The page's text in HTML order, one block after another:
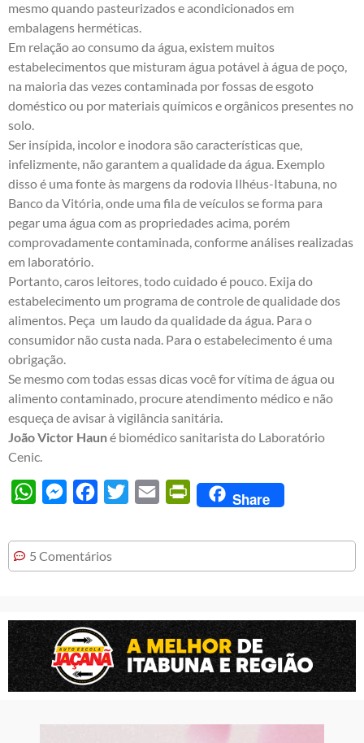
mesmo quando pasteurizados e acondicionados em
embalagens herméticas.
Em relação ao consumo da água, existem muitos
estabelecimentos que misturam água potável à água de poço,
na maioria das vezes contaminada por fossas de esgoto
doméstico ou por materiais químicos e orgânicos presentes no
solo.
Ser insípida, incolor e inodora são características que,
infelizmente, não garantem a qualidade da água. Exemplo
disso é uma fonte às margens da rodovia Ilhéus-Itabuna, no
Banco da Vitória, onde uma fila de veículos se forma para
pegar uma água com as propriedades acima, porém
comprovadamente contaminada, conforme análises realizadas
em laboratório.
Portanto, caros leitores, todo cuidado é pouco. Exija do
estabelecimento um programa de controle de qualidade dos
alimentos. Peça um laudo da qualidade da água. Para o
consumidor não custa nada. Para o estabelecimento é uma
obrigação.
Se mesmo com todas essas dicas você for vítima de água ou
alimento contaminado, procure atendimento médico e não
esqueça de avisar à vigilância sanitária.
João Victor Hauné biomédico sanitarista do Laboratório
Cenic.
WhatsAppMessengerFacebook
Twitter Email PrintFriendly
Share
5 Comentários